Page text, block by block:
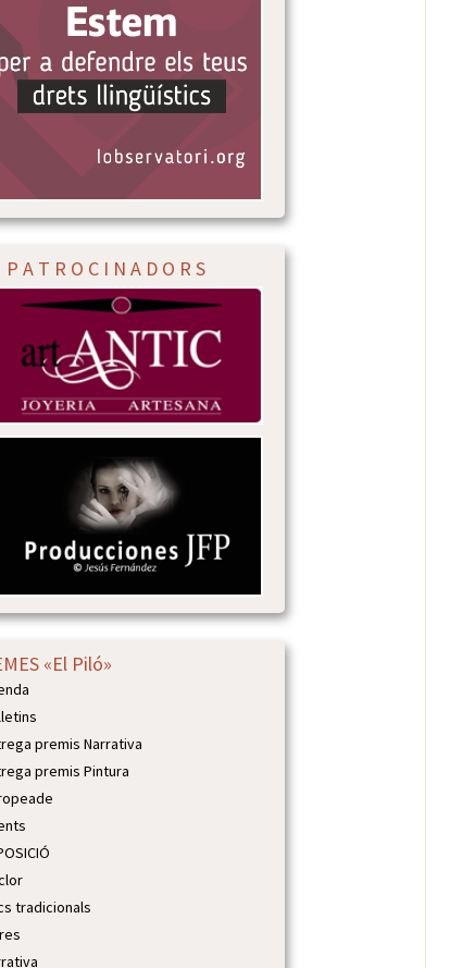
A T R O C I N A D O R S
«El Piló»
premis Narrativa
premis Pintura
tradicionals